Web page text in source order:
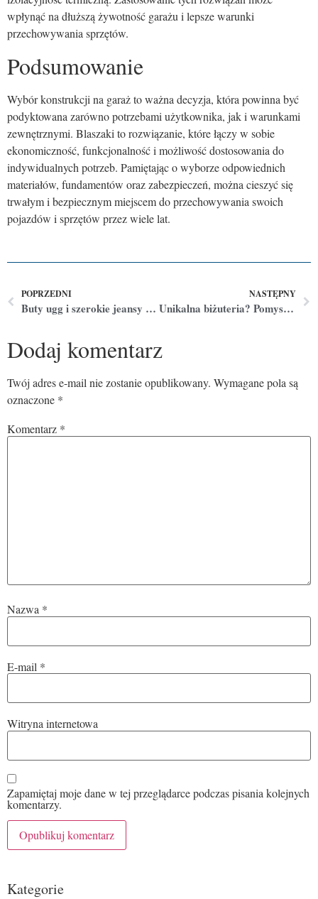
wpłynąć na dłuższą żywotność garażu i lepsze warunki
przechowywania sprzętów.
Podsumowanie
Wybór konstrukcji na garaż to ważna decyzja, która powinna być
podyktowana zarówno potrzebami użytkownika, jak i warunkami
zewnętrznymi. Blaszaki to rozwiązanie, które łączy w sobie
ekonomiczność, funkcjonalność i możliwość dostosowania do
indywidualnych potrzeb. Pamiętając o wyborze odpowiednich
materiałów, fundamentów oraz zabezpieczeń, można cieszyć się
trwałym i bezpiecznym miejscem do przechowywania swoich
pojazdów i sprzętów przez wiele lat.
POPRZEDNI
Buty ugg i szerokie jeansy baggy – najmodniejszy zestaw aktualnego sezonu
NASTĘPNY
Unikalna biżuteria? Pomysł na prezent
Dodaj komentarz
Twój adres e-mail nie zostanie opublikowany. Wymagane pola są
oznaczone *
Komentarz *
Nazwa *
E-mail *
Witryna internetowa
Zapamiętaj moje dane w tej przeglądarce podczas pisania kolejnych
komentarzy.
Kategorie